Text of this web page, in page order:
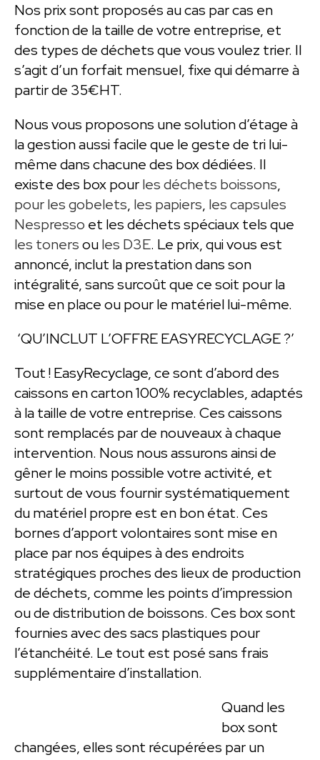
Nos prix sont proposés au cas par cas en
fonction de la taille de votre entreprise, et
des types de déchets que vous voulez trier. Il
s’agit d’un forfait mensuel, fixe qui démarre à
partir de 35€HT.
Nous vous proposons une solution d’étage à
la gestion aussi facile que le geste de tri lui-
même dans chacune des box dédiées. Il
existe des box pourles déchets boissons,
pour les gobelets, les papiers, les capsules
Nespresso et les déchets spéciaux tels que
les tonersoules D3E. Le prix, qui vous est
annoncé, inclut la prestation dans son
intégralité, sans surcoût que ce soit pour la
mise en place ou pour le matériel lui-même.
‘QU’INCLUT L’OFFRE EASYRECYCLAGE ?’
Tout ! EasyRecyclage, ce sont d’abord des
caissons en carton 100% recyclables, adaptés
à la taille de votre entreprise. Ces caissons
sont remplacés par de nouveaux à chaque
intervention. Nous nous assurons ainsi de
gêner le moins possible votre activité, et
surtout de vous fournir systématiquement
du matériel propre est en bon état. Ces
bornes d’apport volontaires sont mise en
place par nos équipes à des endroits
stratégiques proches des lieux de production
de déchets, comme les points d’impression
ou de distribution de boissons. Ces box sont
fournies avec des sacs plastiques pour
l’étanchéité. Le tout est posé sans frais
supplémentaire d’installation.
Quand les
box sont
changées, elles sont récupérées par un